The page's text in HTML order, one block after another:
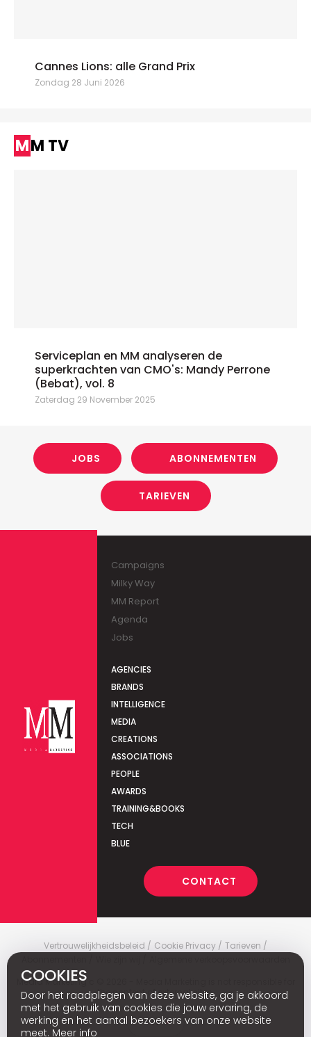
Cannes Lions: alle Grand Prix
Zondag 28 Juni 2026
MM TV
Serviceplan en MM analyseren de
superkrachten van CMO's: Mandy Perrone
(Bebat), vol. 8
Zaterdag 29 November 2025
JOBS ABONNEMENTEN
TARIEVEN
Campaigns
Milky Way
MM Report
Agenda
Jobs
AGENCIES
BRANDS
INTELLIGENCE
MEDIA
CREATIONS
ASSOCIATIONS
PEOPLE
AWARDS
TRAINING&BOOKS
TECH
BLUE
CONTACT
Vertrouwelijkheidsbeleid Cookie Privacy
Tarieven
Media Marketing
the content of external sites.
Fr
COOKIES
Door het raadplegen van deze website, ga je akkoord
met het gebruik van cookies die jouw ervaring, de
werking en het aantal bezoekers van onze website
meet. Meer info